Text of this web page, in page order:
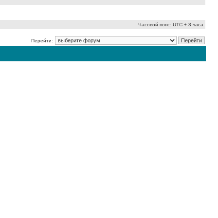
Часовой пояс: UTC + 3 часа
Перейти: